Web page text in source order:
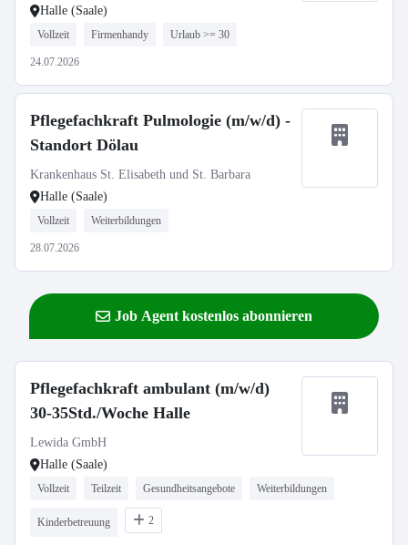
Halle (Saale)
Vollzeit Firmenhandy Urlaub >= 30
24.07.2026
Pflegefachkraft Pulmologie (m/w/d) -
Standort Dölau
Krankenhaus St. Elisabeth und St. Barbara
Halle (Saale)
Vollzeit Weiterbildungen
28.07.2026
Job Agent kostenlos abonnieren
Pflegefachkraft ambulant (m/w/d)
30-35Std./Woche Halle
Lewida GmbH
Halle (Saale)
Vollzeit Teilzeit Gesundheitsangebote Weiterbildungen
Kinderbetreuung 2